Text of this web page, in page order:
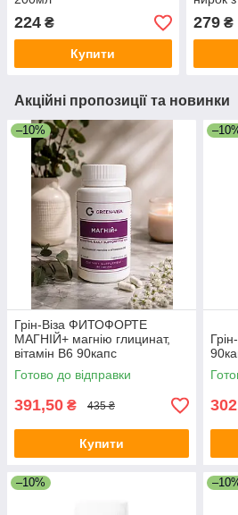
224 ₴
Купити
279₴
Акційні пропозиції та новинки
–10%
Грін-Віза ФИТОФОРТЕ
МАГНІЙ+ магнію глицинат,
вітамін В6 90капс
Готово до відправки
391,50 ₴ 435 ₴
Купити
–10%